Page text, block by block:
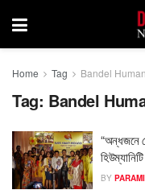
Home Tag Bandel
Tag: Bandel
“অন্ধজনে
BY